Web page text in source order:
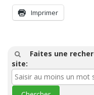
Imprimer
Faites une
site: